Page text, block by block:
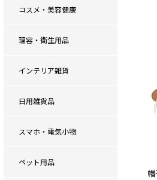
コスメ・美容健康
理容・衛生用品
インテリア雑貨
日用雑貨品
スマホ・電気小物
ペット用品